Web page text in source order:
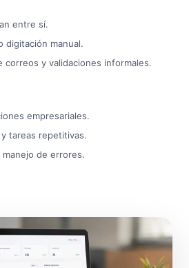
entre sí.
digitación manual.
correos y validaciones informales.
empresariales.
tareas repetitivas.
de errores.